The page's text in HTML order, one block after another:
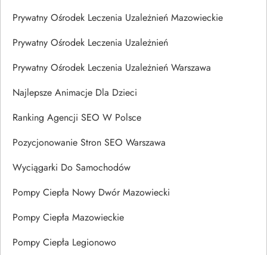
Prywatny Ośrodek Leczenia Uzależnień Mazowieckie
Prywatny Ośrodek Leczenia Uzależnień
Prywatny Ośrodek Leczenia Uzależnień Warszawa
Najlepsze Animacje Dla Dzieci
Ranking Agencji SEO W Polsce
Pozycjonowanie Stron SEO Warszawa
Wyciągarki Do Samochodów
Pompy Ciepła Nowy Dwór Mazowiecki
Pompy Ciepła Mazowieckie
Pompy Ciepła Legionowo